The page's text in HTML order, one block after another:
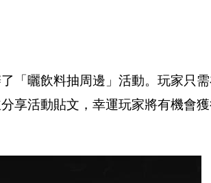
曬飲料抽周邊」活動。玩家只
享活動貼文，幸運玩家將有機會